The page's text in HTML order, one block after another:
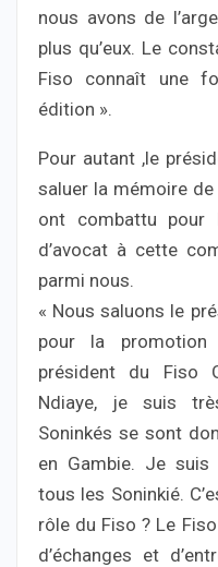
nous avons de
plus qu’eux. Le
Fiso connaît une
édition ».
Pour autant ,le
saluer la mémoire
ont combattu pour
d’avocat à cette
parmi nous.
« Nous saluons le
pour la promotion
président du Fiso
Ndiaye, je suis
Soninkés se sont
en Gambie. Je suis
tous les Soninkié.
rôle du Fiso ? Le
d’échanges et